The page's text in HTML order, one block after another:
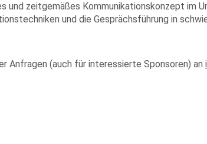
zeitgemäßes Kommunikationskonzept im
und die Gesprächsführung in
Anfragen (auch für interessierte Sponsoren) an